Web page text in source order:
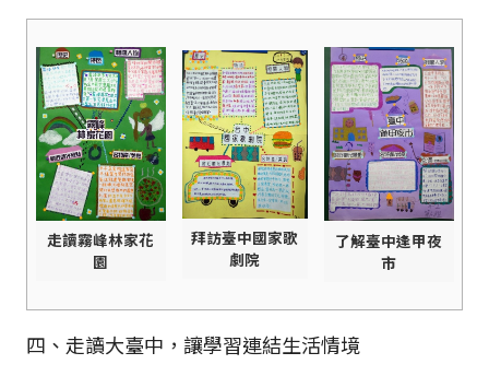
走讀霧峰林家花
園
拜訪臺中國家歌
劇院
了解臺中逢甲夜
市
四、走讀大臺中，讓學習連結生活情境